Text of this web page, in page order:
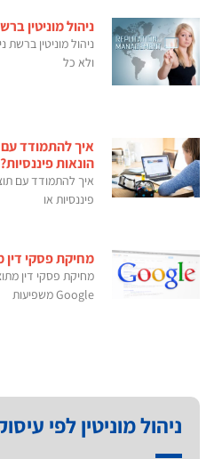
ניהול מוניטין
ניהול מוניטין ברשת
ולא כל
איך להתמודד עם
הונאות פיננסיות?
איך להתמודד עם
פיננסיות או
מחיקת פסקי דין
מחיקת פסקי דין
Google משפיעות
ניהול מוניטין לפי